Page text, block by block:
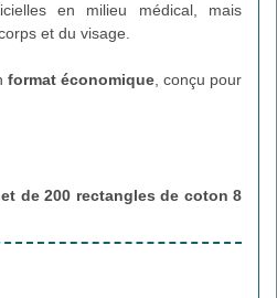
en milieu médical, mais
et du visage.
format économique, conçu pour
de 200 rectangles de coton 8